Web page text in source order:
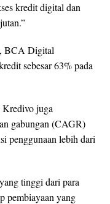
kredit digital dan
BCA Digital
sebesar 63% pada
Kredivo juga
gabungan (CAGR)
penggunaan lebih dari
tinggi dari para
pembiayaan yang